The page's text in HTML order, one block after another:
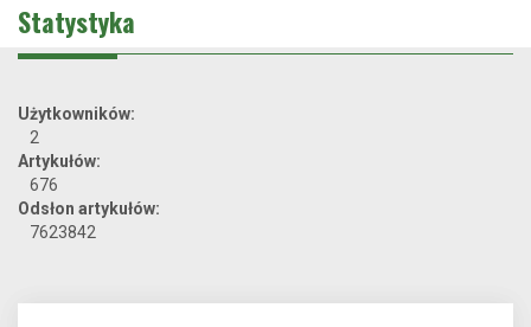
Statystyka
Użytkowników:
2
Artykułów:
676
Odsłon artykułów:
7623842